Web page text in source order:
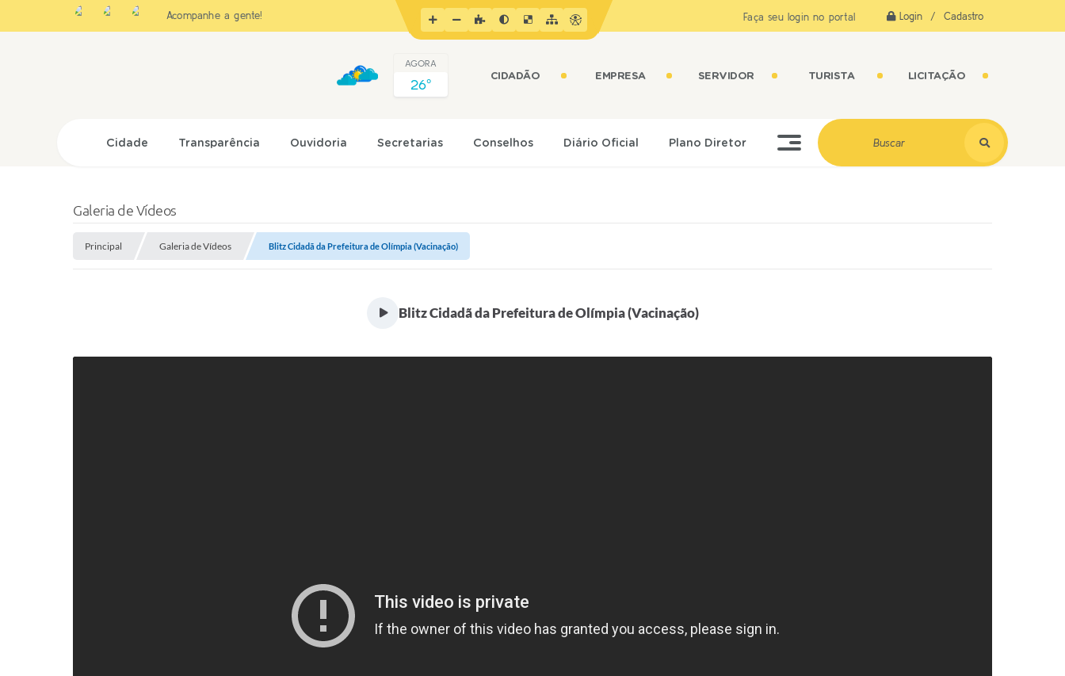
Faça seu login no portal Login / Cadastro
Acompanhe a gente!
CIDADÃO EMPRESA SERVIDOR TURISTA LICITAÇÃO
AGORA
26º
Cidade Transparência Ouvidoria Secretarias Conselhos Diário Oficial Plano Diretor
Galeria de Vídeos
Principal Galeria de Vídeos Blitz Cidadã da Prefeitura de Olímpia (Vacinação)
Blitz Cidadã da Prefeitura de Olímpia (Vacinação)